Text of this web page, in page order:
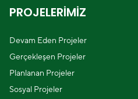
PROJELERİMİZ
Devam Eden Projeler
Gerçekleşen Projeler
Planlanan Projeler
Sosyal Projeler